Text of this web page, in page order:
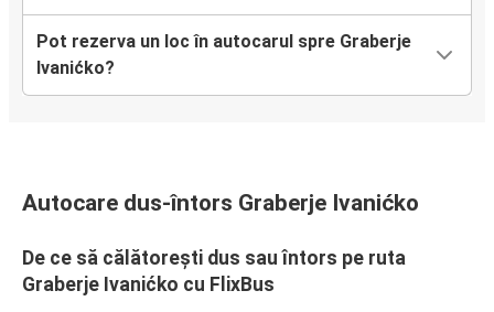
Pot rezerva un loc în autocarul spre Graberje
Ivanićko?
Autocare dus-întors Graberje Ivanićko
De ce să călătorești dus sau întors pe ruta
Graberje Ivanićko cu FlixBus